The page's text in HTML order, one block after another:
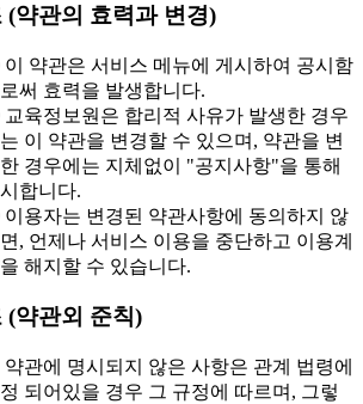
(약관의 효력과 변경)
약관은 서비스 메뉴에 게시하여 공시함
써 효력을 발생합니다.
육정보원은 합리적 사유가 발생한 경우
이 약관을 변경할 수 있으며, 약관을 변
경우에는 지체없이 "공지사항"을 통해
합니다.
용자는 변경된 약관사항에 동의하지 않
, 언제나 서비스 이용을 중단하고 이용계
해지할 수 있습니다.
(약관외 준칙)
약관에 명시되지 않은 사항은 관계 법령에
되어있을 경우 그 규정에 따르며, 그렇